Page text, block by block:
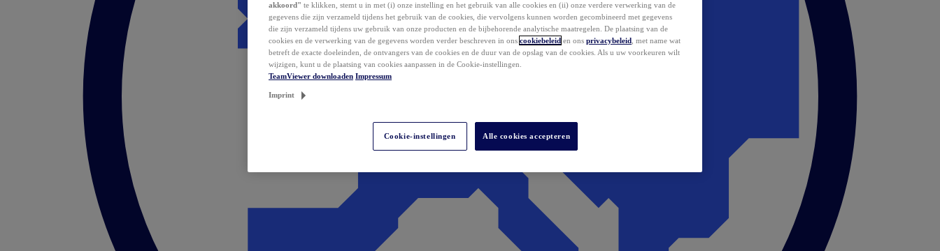
akkoord" te klikken, stemt u in met (i) onze instelling en het gebruik van alle cookies en (ii) onze verdere verwerking van de
gegevens die zijn verzameld tijdens het gebruik van de cookies, die vervolgens kunnen worden gecombineerd met gegevens
die zijn verzameld tijdens uw gebruik van onze producten en de bijbehorende analytische maatregelen. De plaatsing van de
cookies en de verwerking van de gegevens worden verder beschreven in ons cookiebeleid en ons privacybeleid , met name wat
betreft de exacte doeleinden, de ontvangers van de cookies en de duur van de opslag van de cookies. Als u uw voorkeuren wilt
wijzigen, kunt u de plaatsing van cookies aanpassen in de Cookie-instellingen.
TeamViewer downloaden Impressum
Imprint
Cookie-instellingen Alle cookies accepteren